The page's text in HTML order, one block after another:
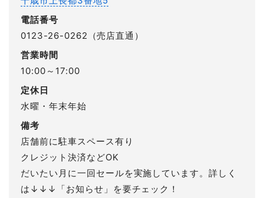
電話番号
0123-26-0262（売店直通）
営業時間
10:00～17:00
定休日
水曜・年末年始
備考
店舗前に駐車スペース有り
クレジット決済などOK
だいたい月に一回セールを実施しています。詳しく
は↓↓↓「お知らせ」を要チェック！